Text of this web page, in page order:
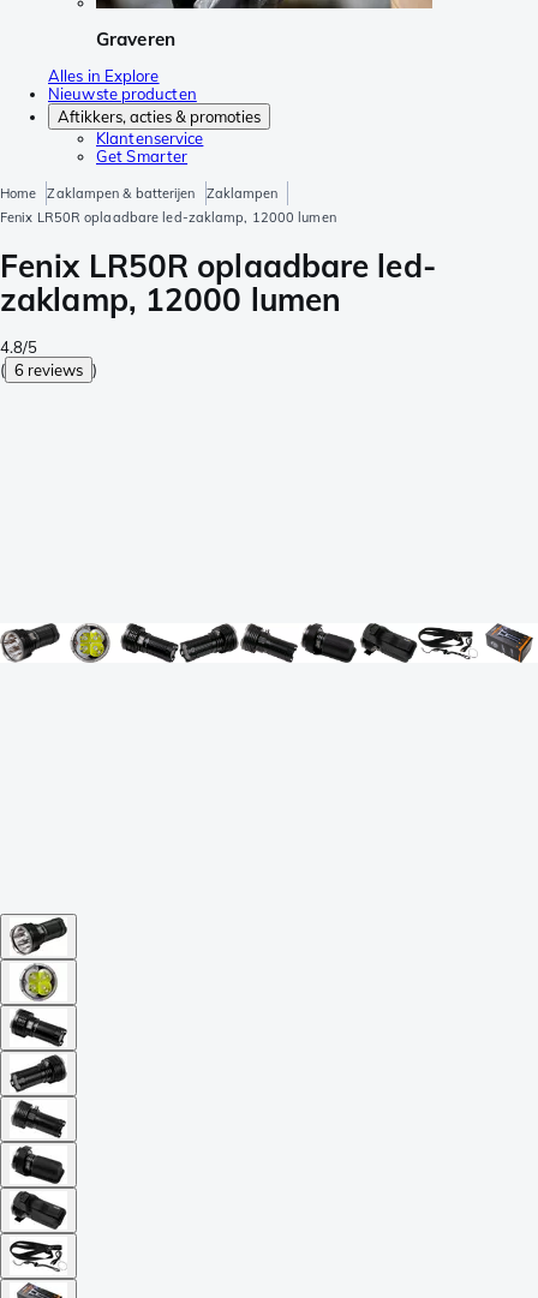
Graveren
Alles in Explore
Nieuwste producten
Aftikkers, acties & promoties
Klantenservice
Get Smarter
Home Zaklampen & batterijen
Zaklampen
Fenix LR50R oplaadbare led-zaklamp, 12000 lumen
Fenix LR50R oplaadbare led-
zaklamp, 12000 lumen
4.8/5
( 6 reviews )